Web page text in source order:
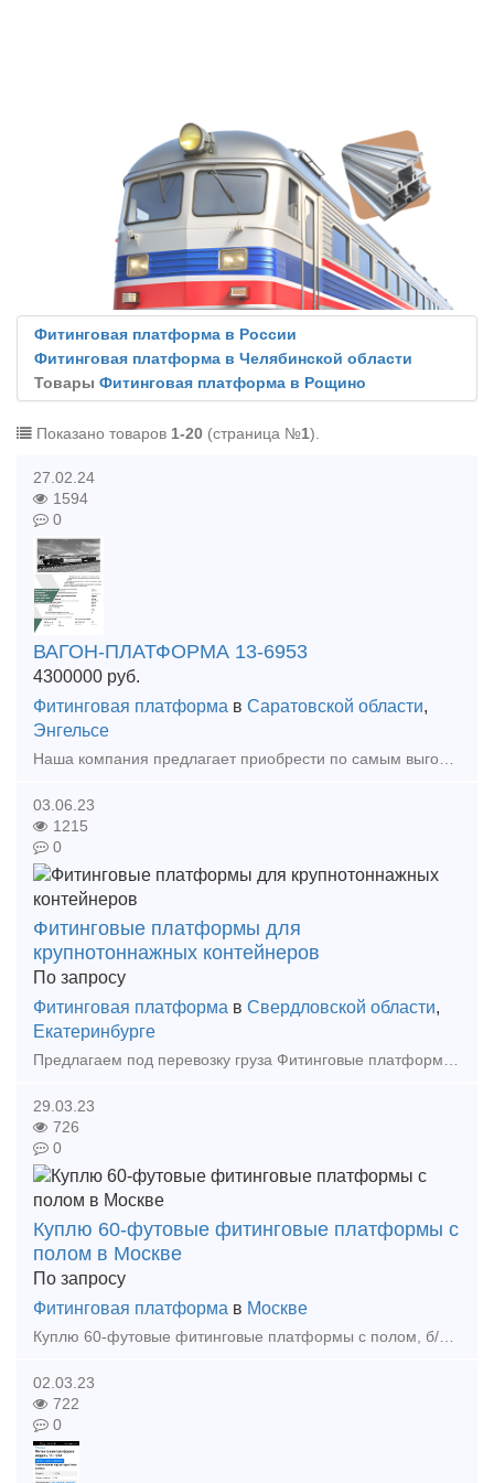
Фитинговая платформа в России
Фитинговая платформа в Челябинской области
Товары Фитинговая платформа в Рощино
Показано товаров 1-20 (страница №1).
27.02.24
1594
0
ВАГОН-ПЛАТФОРМА 13-6953
4300000 руб.
Фитинговая платформа в Саратовской области,
Энгельсе
Наша компания предлагает приобрести по самым выгодным ценам для Вас, от производителя, новые вагон-платформы модели 13-6953 для перевозки крупнотоннажных контейнеров и контейнеров-цистерн. Цены и
03.06.23
1215
0
Фитинговые платформы для
крупнотоннажных контейнеров
По запросу
Фитинговая платформа в Свердловской области,
Екатеринбурге
Предлагаем под перевозку груза Фитинговые платформы для крупнотоннажных контейнеров модели 13-4085-01. В тех. рейсы, либо в кольцо.
29.03.23
726
0
Куплю 60-футовые фитинговые платформы с
полом в Москве
По запросу
Фитинговая платформа в Москве
Куплю 60-футовые фитинговые платформы с полом, б/у любого года, любое количество Тип предложения: требуется продукция
02.03.23
722
0